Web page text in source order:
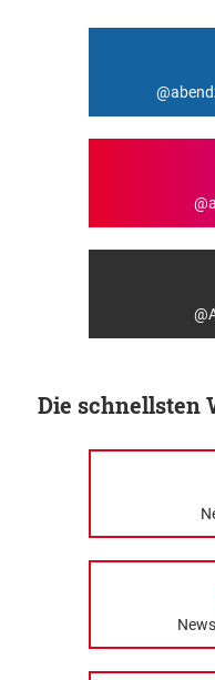
Die schnellsten